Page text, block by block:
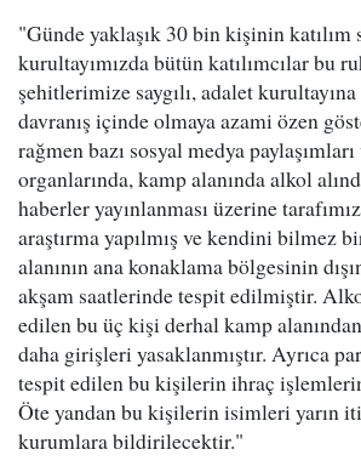
"Günde yaklaşık 30 bin kişinin katılım
kurultayımızda bütün katılımcılar bu
şehitlerimize saygılı, adalet
davranış içinde olmaya azami özen
rağmen bazı sosyal medya paylaşımları
organlarında, kamp alanında alkol
haberler yayınlanması üzerine
araştırma yapılmış ve kendini bilmez
alanının ana konaklama bölgesinin
akşam saatlerinde tespit edilmiştir.
edilen bu üç kişi derhal kamp
daha girişleri yasaklanmıştır. Ayrıca
tespit edilen bu kişilerin ihraç
Öte yandan bu kişilerin isimleri yarın
kurumlara bildirilecektir."